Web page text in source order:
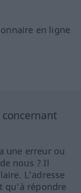
en ligne
une erreur ou
nous ? Il
L'adresse
qu'à répondre